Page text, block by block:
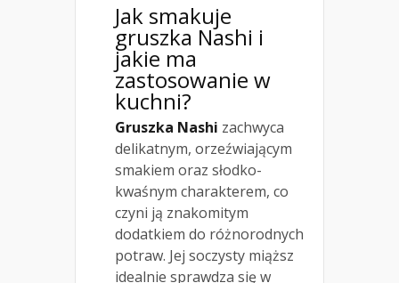
Jak smakuje
gruszka Nashi i
jakie ma
zastosowanie w
kuchni?
Gruszka Nashi zachwyca
delikatnym, orzeźwiającym
smakiem oraz słodko-
kwaśnym charakterem, co
czyni ją znakomitym
dodatkiem do różnorodnych
potraw. Jej soczysty miąższ
idealnie sprawdza się w